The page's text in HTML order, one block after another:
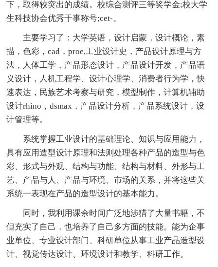
下，取得较突出的成绩。校综合测评三等奖学金;校大学
生科技协会优秀干事称号;cet-。
主要学习了：大学英语，设计启蒙，设计概论，素
描，色彩，cad，proe,工业设计史，产品设计原理与方
法，人体工学，产品形态设计，产品设计开发，产品语
义设计，人机工程学、设计心理学、消费者行为学，快
速表达，民族艺术考察与研究，模型制作，计算机辅助
设计rhino，dsmax，产品设计分析，产品系统设计，设
计管理等。
系统掌握工业设计的基础理论、知识与应用能力，
具有应用造型设计原理和法则处理各种产品的造型与色
彩、形式与外观、结构与功能、结构与材料、外形与工
艺、产品与人、产品与环境、市场的关系，并将这些关
系统一表现在产品的造型设计的基本能力。
同时，我利用课余时间广泛地涉猎了大量书籍，不
但充实了自己，也培养了自己多方面的技能。能为企事
业单位、专业设计部门、科研单位从事工业产品造型设
计、视觉传达设计、环境设计和教学、科研工作。